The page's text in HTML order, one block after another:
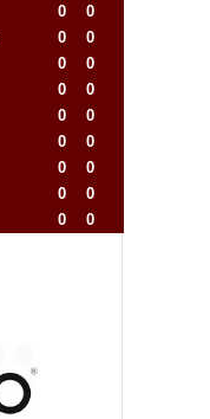
0
0
0
0
0
0
0
0
0
0
0
0
0
0
0
0
0
0